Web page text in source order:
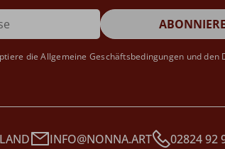
dieAllgemeine Geschäftsbedingungen und den
INFO@NONNA.ART 02824 92